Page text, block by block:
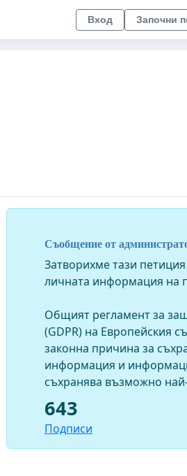
Вход Започни
Съобщение от
Затворихме тази
личната информация на
Общият регламент за
(GDPR) на Европейския
законна причина за
информация и
съхранява възможно
643
Подписи